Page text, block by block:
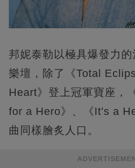
邦妮泰勒以極具爆發力的
樂壇，除了《Total
Heart》登上冠軍寶座，
for a Hero》、《It's a
曲同樣膾炙人口。